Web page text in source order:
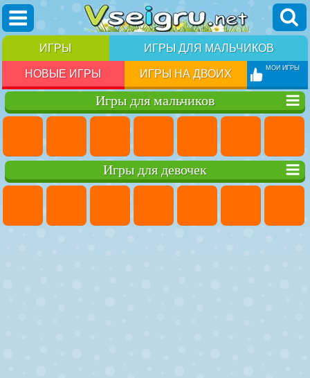
ИГРЫ ИГРЫ ДЛЯ МАЛЬЧИКОВ
НОВЫЕ ИГРЫ ИГРЫ НА ДВОИХ МОИ ИГРЫ
Игры для мальчиков
Игры для девочек